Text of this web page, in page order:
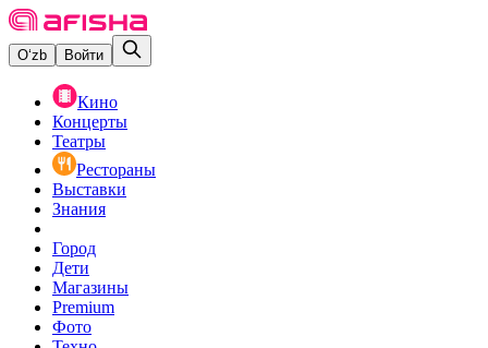
O‘zb Войти
Кино
Концерты
Театры
Рестораны
Выставки
Знания
Город
Дети
Магазины
Premium
Фото